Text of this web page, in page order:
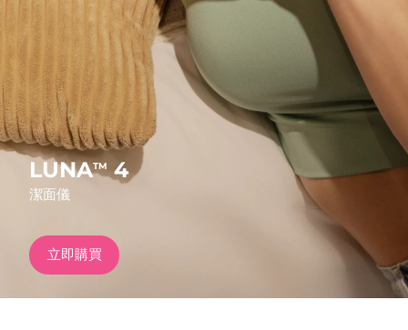
LUNATM4
潔面儀
立即購買
FAQ™ Dual LED Panel
熱門產品
特別優惠
紅光療法
英國 預計送達日期 08/08/2026
西班牙 08/08/2026
澳洲 預計送達日期11/08/2026
法國 預計送達日期 08/08/2026
德國 預計送達日期08/08/2026
加拿大 12/08/2026